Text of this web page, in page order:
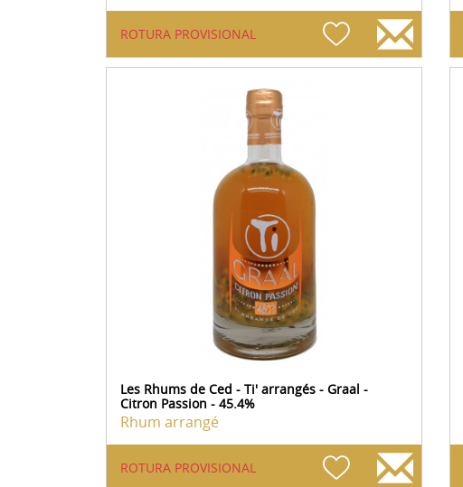
ROTURA PROVISIONAL
Les Rhums de Ced - Ti' arrangés - Graal -
Citron Passion - 45.4%
Rhum arrangé
ROTURA PROVISIONAL